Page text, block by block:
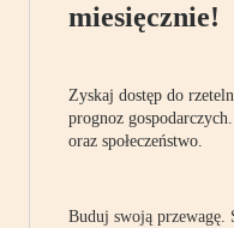
miesięcznie!
Zyskaj dostęp do
prognoz
oraz społeczeństwo.
Buduj swoją przewagę.